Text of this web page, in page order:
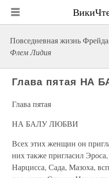
Повседневная жизнь
Флем Лидия
Глава пятая НА
Глава пятая
НА БАЛУ ЛЮБВИ
Всех этих женщин он
них также пригласил
Нарцисса, Сада, Мазоха,